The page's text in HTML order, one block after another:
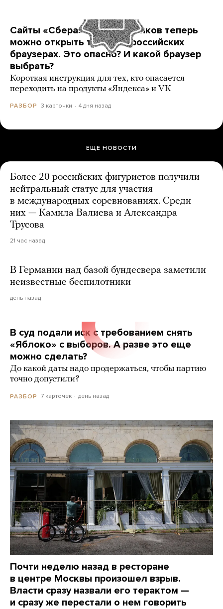
Сайты «Сбера» и других банков теперь
можно открыть только в российских
браузерах. Это опасно? И какой браузер
выбрать?
Короткая инструкция для тех, кто опасается
переходить на продукты «Яндекса» и VK
РАЗБОР 3 карточки 4 дня назад
ЕЩЕ НОВОСТИ
Более 20 российских фигуристов получили
нейтральный статус для участия
в международных соревнованиях. Среди
них — Камила Валиева и Александра
Трусова
21 час назад
В Германии над базой бундесвера заметили
неизвестные беспилотники
день назад
В суд подали иск с требованием снять
«Яблоко» с выборов. А разве это еще
можно сделать?
До какой даты надо продержаться, чтобы партию
точно допустили?
РАЗБОР 7 карточек день назад
Почти неделю назад в ресторане
в центре Москвы произошел взрыв.
Власти сразу назвали его терактом —
и сразу же перестали о нем говорить